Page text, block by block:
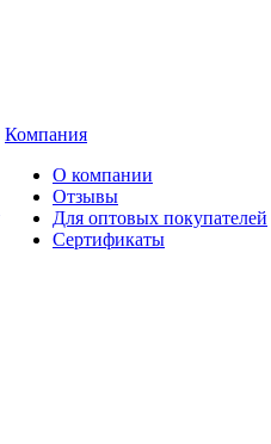
Компания
О компании
Отзывы
Для оптовых покупателей
Сертификаты